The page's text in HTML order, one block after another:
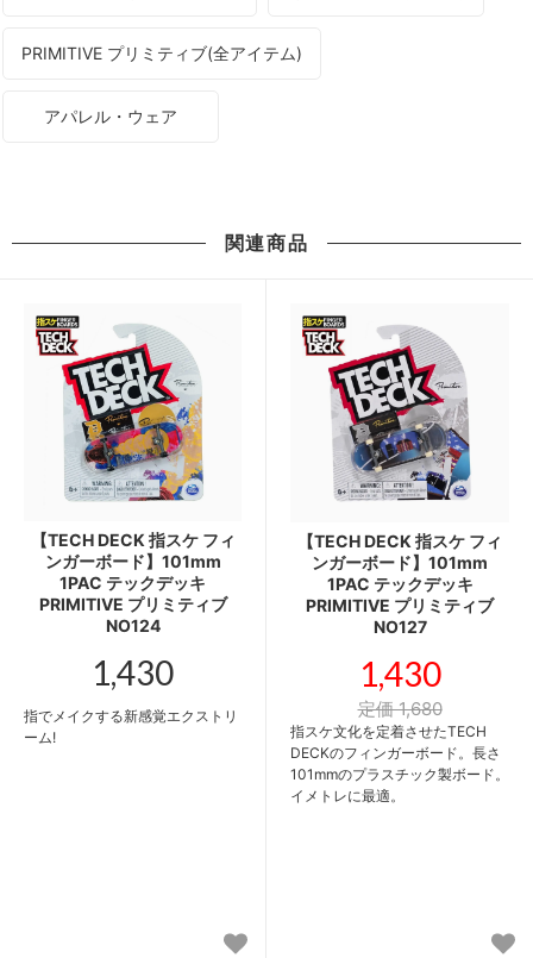
PRIMITIVE プリミティブ(全アイテム)
アパレル・ウェア
関連商品
【TECH DECK 指スケ フィ
ンガーボード】101mm
1PAC テックデッキ
PRIMITIVE プリミティブ
NO124
1,430
指でメイクする新感覚エクストリ
ーム!
【TECH DECK 指スケ フィ
ンガーボード】101mm
1PAC テックデッキ
PRIMITIVE プリミティブ
NO127
1,430
定価 1,680
指スケ文化を定着させたTECH
DECKのフィンガーボード。長さ
101mmのプラスチック製ボード。
イメトレに最適。